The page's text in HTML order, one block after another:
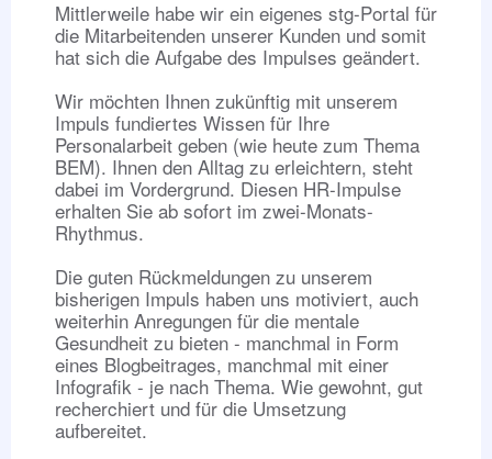
Mittlerweile habe wir ein eigenes stg-Portal für
die Mitarbeitenden unserer Kunden und somit
hat sich die Aufgabe des Impulses geändert.
Wir möchten Ihnen zukünftig mit unserem
Impuls fundiertes Wissen für Ihre
Personalarbeit geben (wie heute zum Thema
BEM). Ihnen den Alltag zu erleichtern, steht
dabei im Vordergrund. Diesen HR-Impulse
erhalten Sie ab sofort im zwei-Monats-
Rhythmus.
Die guten Rückmeldungen zu unserem
bisherigen Impuls haben uns motiviert, auch
weiterhin Anregungen für die mentale
Gesundheit zu bieten - manchmal in Form
eines Blogbeitrages, manchmal mit einer
Infografik - je nach Thema. Wie gewohnt, gut
recherchiert und für die Umsetzung
aufbereitet.